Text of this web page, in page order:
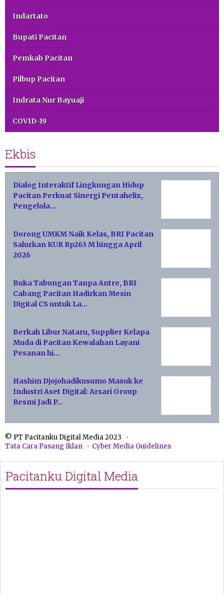
Indartato
Bupati Pacitan
Pemkab Pacitan
Pilbup Pacitan
Indrata Nur Bayuaji
COVID-19
Ekbis
Dialog Interaktif Lingkungan Hidup
Pacitan Perkuat Sinergi Pentahelix,
Pengelola…
Dorong UMKM Naik Kelas, BRI Pacitan
Salurkan KUR Rp263 M hingga April
2026
Buka Tabungan Tanpa Antre, BRI
Cabang Pacitan Hadirkan Mesin
Digital CS untuk La…
Berkah Libur Nataru, Supplier Kelapa
Muda di Pacitan Kewalahan Layani
Pesanan hi…
Hashim Djojohadikusumo Masuk ke
Industri Aset Digital: Arsari Group
Resmi Jadi P…
© PT Pacitanku Digital Media 2023
Tata Cara Pasang Iklan
Cyber Media Guidelines
Pacitanku Digital Media